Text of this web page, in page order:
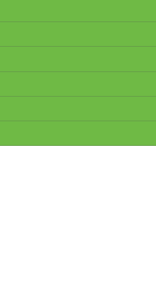
โปร่งใสภายในสถานศึกษา